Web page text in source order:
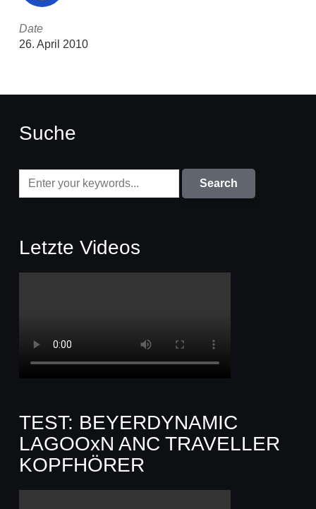
Date
26. April 2010
Suche
Letzte Videos
TEST: BEYERDYNAMIC
LAGOOxN ANC TRAVELLER
KOPFHÖRER